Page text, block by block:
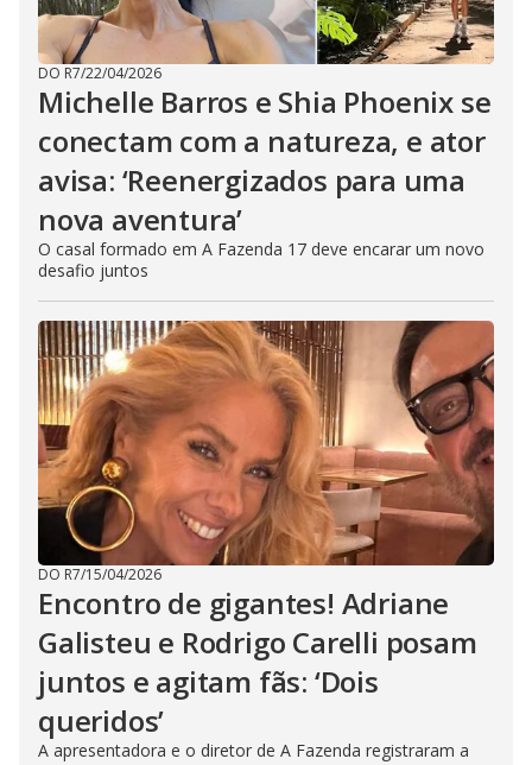
DO R7/22/04/2026
Michelle Barros e Shia Phoenix se
conectam com a natureza, e ator
avisa: ‘Reenergizados para uma
nova aventura’
O casal formado em A Fazenda 17 deve encarar um novo
desafio juntos
DO R7/15/04/2026
Encontro de gigantes! Adriane
Galisteu e Rodrigo Carelli posam
juntos e agitam fãs: ‘Dois
queridos’
A apresentadora e o diretor de A Fazenda registraram a